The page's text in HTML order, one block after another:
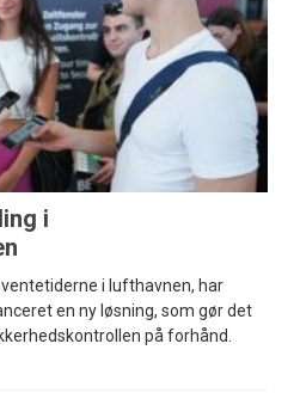
i
i lufthavnen, har
en ny løsning, som gør det
på forhånd.